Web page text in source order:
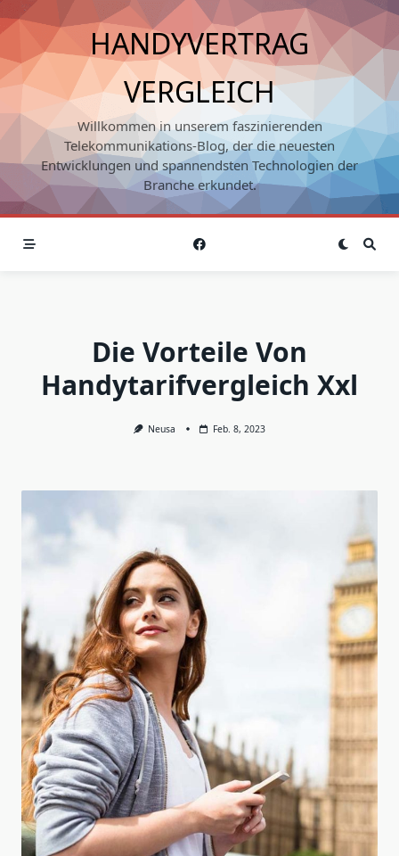
Skip
to
content
HANDYVERTRAG
VERGLEICH
Willkommen in unserem faszinierenden
Telekommunikations-Blog, der die neuesten
Entwicklungen und spannendsten Technologien der
Branche erkundet.
Die Vorteile Von
Handytarifvergleich Xxl
Neusa Feb. 8, 2023